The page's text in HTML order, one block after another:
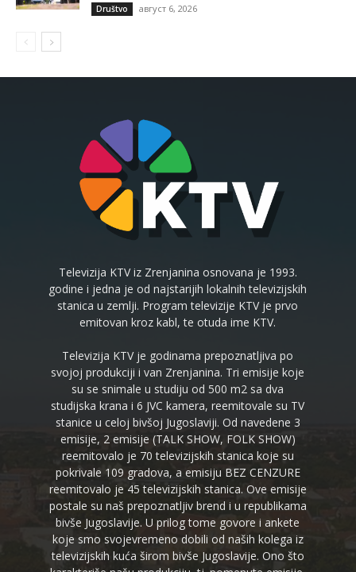
Društvo август 6, 2026
Televizija KTV iz Zrenjanina osnovana je 1993.
godine i jedna je od najstarijih lokalnih televizijskih
stanica u zemlji. Program televizije KTV je prvo
emitovan kroz kabl, te otuda ime KTV.
Televizija KTV je godinama prepoznatljiva po
svojoj produkciji i van Zrenjanina. Tri emisije koje
su se snimale u studiju od 500 m2 sa dva
studijska krana i 6 JVC kamera, reemitovale su TV
stanice u celoj bivšoj Jugoslaviji. Od navedene 3
emisije, 2 emisije (TALK SHOW, FOLK SHOW)
reemitovalo je 70 televizijskih stanica koje su
pokrivale 109 gradova, a emisiju BEZ CENZURE
reemitovalo je 45 televizijskih stanica. Ove emisije
postale su naš prepoznatljiv brend i u republikama
bivše Jugoslavije. U prilog tome govore i ankete
koje smo svojevremeno dobili od naših kolega iz
televizijskih kuća širom bivše Jugoslavije. Ono što